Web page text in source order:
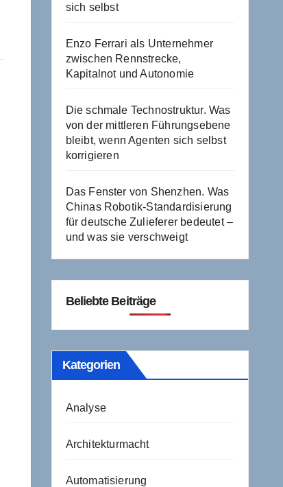
sich selbst
Enzo Ferrari als Unternehmer
zwischen Rennstrecke,
Kapitalnot und Autonomie
Die schmale Technostruktur. Was
von der mittleren Führungsebene
bleibt, wenn Agenten sich selbst
korrigieren
Das Fenster von Shenzhen. Was
Chinas Robotik-Standardisierung
für deutsche Zulieferer bedeutet –
und was sie verschweigt
Beliebte Beiträge
Kategorien
Analyse
Architekturmacht
Automatisierung